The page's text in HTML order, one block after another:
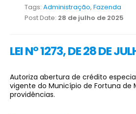
Tags: Administração, Fazenda
Post Date: 28 de julho de 2025
LEI Nº 1273, DE 28 DE
Autoriza abertura de crédito
vigente do Município de Fortuna de
providências.